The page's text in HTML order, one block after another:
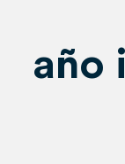
año